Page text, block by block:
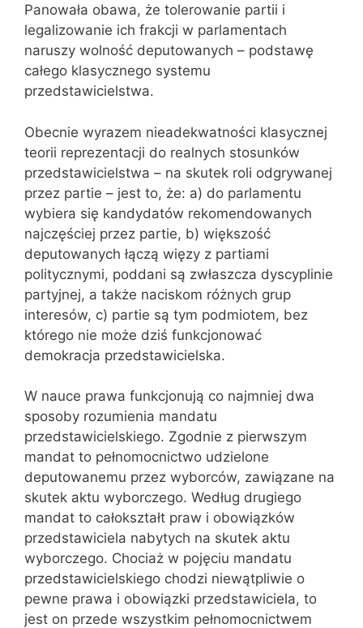
Panowała obawa, że tolerowanie partii i
legalizowanie ich frakcji w parlamentach
naruszy wolność deputowanych – podstawę
całego klasycznego systemu
przedstawicielstwa.
Obecnie wyrazem nieadekwatności klasycznej
teorii reprezentacji do realnych stosunków
przedstawicielstwa – na skutek roli odgrywanej
przez partie – jest to, że: a) do parlamentu
wybiera się kandydatów rekomendowanych
najczęściej przez partie, b) większość
deputowanych łączą więzy z partiami
politycznymi, poddani są zwłaszcza dyscyplinie
partyjnej, a także naciskom różnych grup
interesów, c) partie są tym podmiotem, bez
którego nie może dziś funkcjonować
demokracja przedstawicielska.
W nauce prawa funkcjonują co najmniej dwa
sposoby rozumienia mandatu
przedstawicielskiego. Zgodnie z pierwszym
mandat to pełnomocnictwo udzielone
deputowanemu przez wyborców, zawiązane na
skutek aktu wyborczego. Według drugiego
mandat to całokształt praw i obowiązków
przedstawiciela nabytych na skutek aktu
wyborczego. Chociaż w pojęciu mandatu
przedstawicielskiego chodzi niewątpliwie o
pewne prawa i obowiązki przedstawiciela, to
jest on przede wszystkim pełnomocnictwem